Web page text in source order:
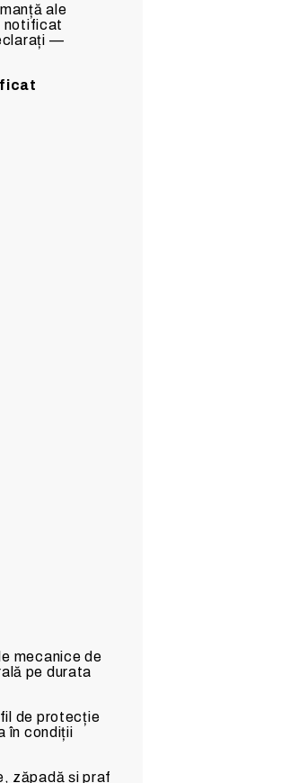
ale
notificat
—
mecanice de
pe durata
de protecție
în condiții
zăpadă și praf